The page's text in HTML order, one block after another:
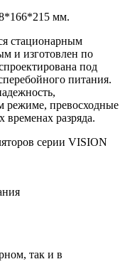
мм.
стационарным
и изготовлен по
под
питания.
режиме, превосходные
временах разряда.
серии VISION
так и в